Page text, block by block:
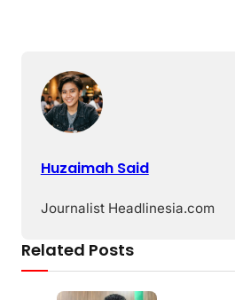
Huzaimah Said
Journalist Headlinesia.com
Related Posts